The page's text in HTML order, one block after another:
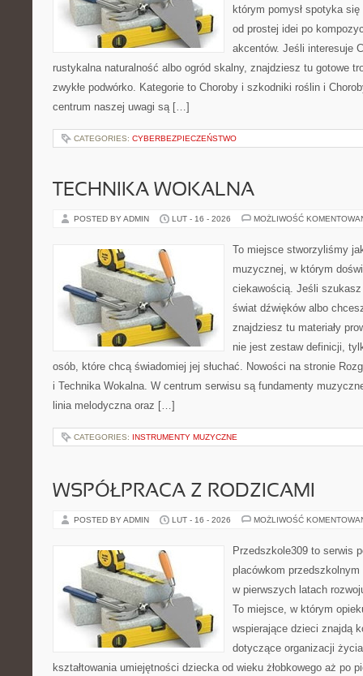
którym pomysł spotyka
od prostej idei po
akcentów. Jeśli interesuje
rustykalna naturalność albo ogród skalny, znajdziesz tu gotowe
zwykłe podwórko. Kategorie to Choroby i szkodniki roślin i
centrum naszej uwagi są […]
CATEGORIES: CYBERBEZPIECZEŃSTWO
TECHNIKA WOKALNA
POSTED BY ADMIN LUT - 16 - 2026 MOŻLIWOŚĆ
To miejsce stworzyliśmy
muzycznej, w którym
ciekawością. Jeśli
świat dźwięków albo
znajdziesz tu materiały
nie jest zestaw definicji,
osób, które chcą świadomiej jej słuchać. Nowości na stronie
i Technika Wokalna. W centrum serwisu są fundamenty
linia melodyczna oraz […]
CATEGORIES: INSTRUMENTY MUZYCZNE
WSPÓŁPRACA Z RODZICAMI
POSTED BY ADMIN LUT - 16 - 2026 MOŻLIWOŚĆ
Przedszkole309 to serwis
placówkom
w pierwszych latach
To miejsce, w którym
wspierające dzieci znajdą
dotyczące organizacji
kształtowania umiejętności dziecka od wieku żłobkowego aż po